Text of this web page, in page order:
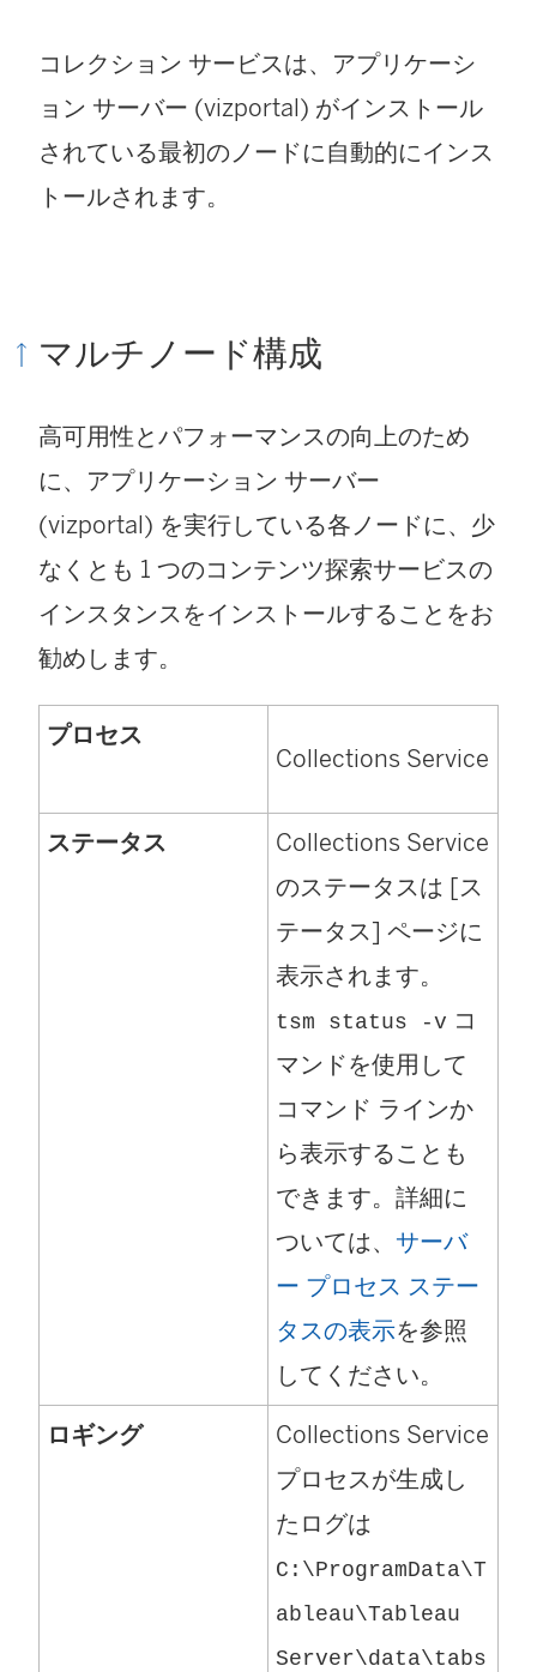
コレクション サービスは、アプリケーシ
ョン サーバー (vizportal) がインストール
されている最初のノードに自動的にインス
トールされます。
マルチノード構成
高可用性とパフォーマンスの向上のため
に、アプリケーション サーバー
(vizportal) を実行している各ノードに、少
なくとも 1 つのコンテンツ探索サービスの
インスタンスをインストールすることをお
勧めします。
プロセス
Collections Service
ステータス
Collections Service
のステータスは [ス
テータス] ページに
表示されます。
tsm status -v コ
マンドを使用して
コマンド ラインか
ら表示することも
できます。詳細に
ついては、 サーバ
ー プロセス ステー
タスの表示を参照
してください。
ロギング
Collections Service
プロセスが生成し
たログは
C:\ProgramData\T
ableau\Tableau
Server\data\tabs